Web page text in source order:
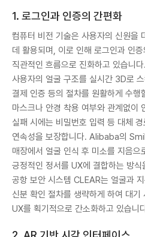
1. 로그인과 인증의 간편화
컴퓨터 비전 기술은 사용자의 신원을
데 활용되며, 이로 인해 로그인과 인
직관적인 흐름으로 진화하고 있습니
사용자의 얼굴 구조를 실시간 3D로
결제 인증 등의 절차를 원활하게 수행
마스크나 안경 착용 여부와 관계없이
실패 시에는 비밀번호 입력 등 대체
연속성을 보장합니다. Alibaba의
매장에서 얼굴 인식 후 미소를 지음으
긍정적인 정서를 UX에 결합하는 방식
공항 보안 시스템 CLEAR는 얼굴과
신분 확인 절차를 생략하게 하여 대기
UX를 획기적으로 간소화하고 있습니